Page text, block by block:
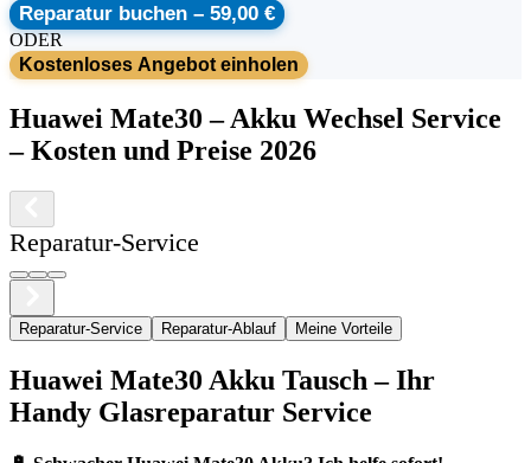
Reparatur buchen – 59,00 €
ODER
Kostenloses Angebot einholen
Huawei Mate30 –Akku Wechsel Service
– Kosten und Preise 2026
Reparatur-Service
Reparatur-Service Reparatur-Ablauf Meine Vorteile
Huawei Mate30 Akku Tausch – Ihr
Handy Glasreparatur Service